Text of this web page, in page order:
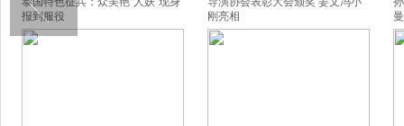
报到服役
刚亮相